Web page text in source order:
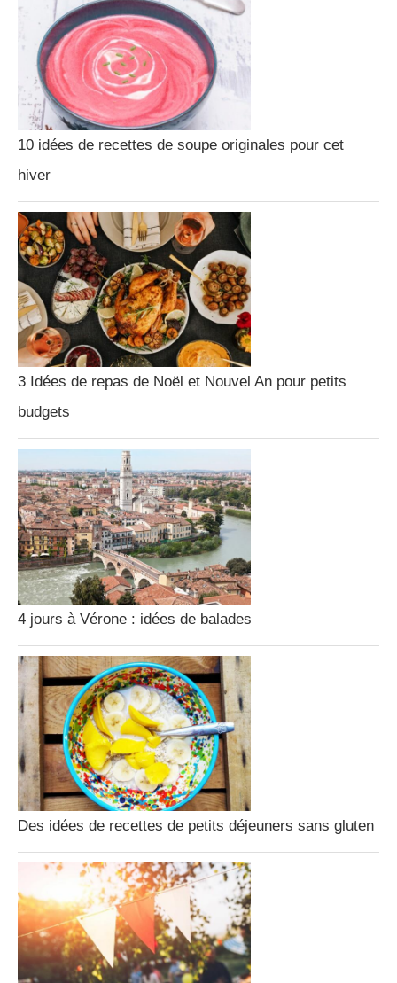
10 idées de recettes de soupe originales pour cet
hiver
3 Idées de repas de Noël et Nouvel An pour petits
budgets
4 jours à Vérone : idées de balades
Des idées de recettes de petits déjeuners sans gluten